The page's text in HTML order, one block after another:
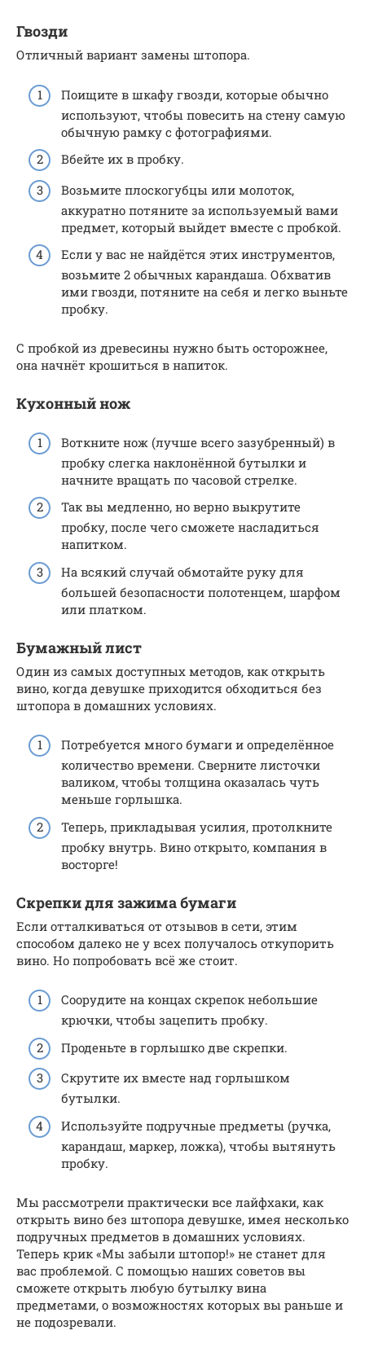
Гвозди
Отличный вариант замены штопора.
Поищите в шкафу гвозди, которые обычно
используют, чтобы повесить на стену самую
обычную рамку с фотографиями.
Вбейте их в пробку.
Возьмите плоскогубцы или молоток,
аккуратно потяните за используемый вами
предмет, который выйдет вместе с пробкой.
Если у вас не найдётся этих инструментов,
возьмите 2 обычных карандаша. Обхватив
ими гвозди, потяните на себя и легко выньте
пробку.
С пробкой из древесины нужно быть осторожнее,
она начнёт крошиться в напиток.
Кухонный нож
Воткните нож (лучше всего зазубренный) в
пробку слегка наклонённой бутылки и
начните вращать по часовой стрелке.
Так вы медленно, но верно выкрутите
пробку, после чего сможете насладиться
напитком.
На всякий случай обмотайте руку для
большей безопасности полотенцем, шарфом
или платком.
Бумажный лист
Один из самых доступных методов, как открыть
вино, когда девушке приходится обходиться без
штопора в домашних условиях.
Потребуется много бумаги и определённое
количество времени. Сверните листочки
валиком, чтобы толщина оказалась чуть
меньше горлышка.
Теперь, прикладывая усилия, протолкните
пробку внутрь. Вино открыто, компания в
восторге!
Скрепки для зажима бумаги
Если отталкиваться от отзывов в сети, этим
способом далеко не у всех получалось откупорить
вино. Но попробовать всё же стоит.
Соорудите на концах скрепок небольшие
крючки, чтобы зацепить пробку.
Проденьте в горлышко две скрепки.
Скрутите их вместе над горлышком
бутылки.
Используйте подручные предметы (ручка,
карандаш, маркер, ложка), чтобы вытянуть
пробку.
Мы рассмотрели практически все лайфхаки, как
открыть вино без штопора девушке, имея несколько
подручных предметов в домашних условиях.
Теперь крик «Мы забыли штопор!» не станет для
вас проблемой. С помощью наших советов вы
сможете открыть любую бутылку вина
предметами, о возможностях которых вы раньше и
не подозревали.